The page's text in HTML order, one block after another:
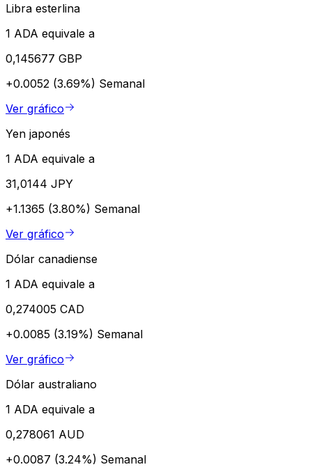
Libra esterlina
1 ADA equivale a
0,145677 GBP
+0.0052 (3.69%) Semanal
Ver gráfico
Yen japonés
1 ADA equivale a
31,0144 JPY
+1.1365 (3.80%) Semanal
Ver gráfico
Dólar canadiense
1 ADA equivale a
0,274005 CAD
+0.0085 (3.19%) Semanal
Ver gráfico
Dólar australiano
1 ADA equivale a
0,278061 AUD
+0.0087 (3.24%) Semanal